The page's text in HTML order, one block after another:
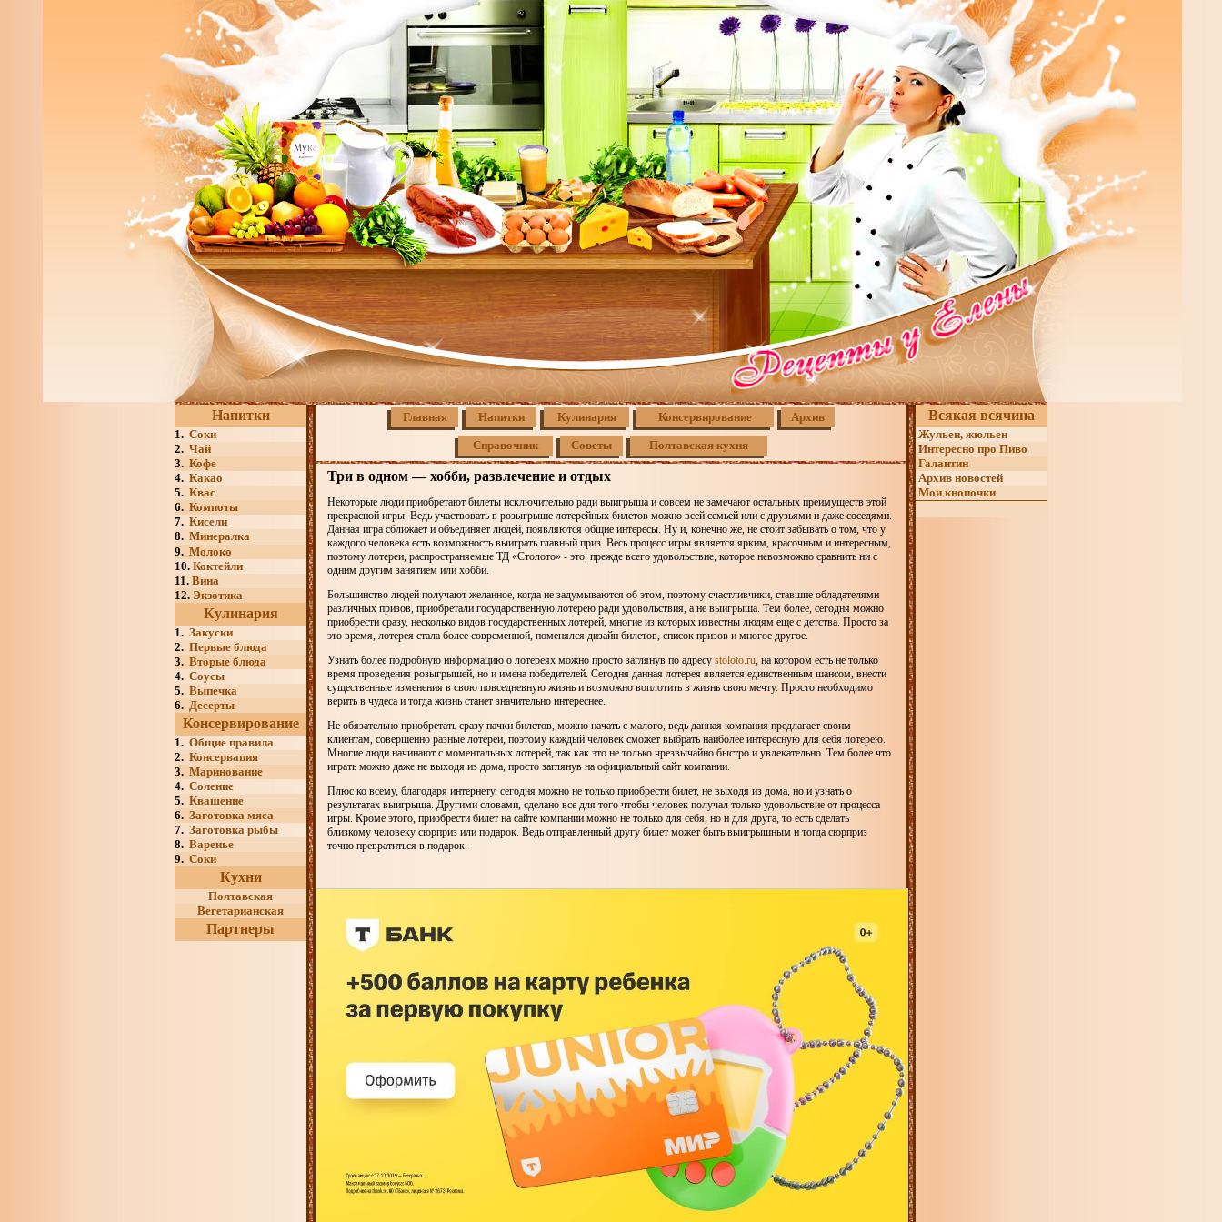
Напитки
1. Соки
2. Чай
3. Кофе
4. Какао
5. Квас
6. Компоты
7. Кисели
8. Минералка
9. Молоко
10. Коктейли
11. Вина
12. Экзотика
Кулинария
1. Закуски
2. Первые блюда
3. Вторые блюда
4. Соусы
5. Выпечка
6. Десерты
Консервирование
1. Общие правила
2. Консервация
3. Маринование
4. Соление
5. Квашение
6. Заготовка мяса
7. Заготовка рыбы
8. Варенье
9. Соки
Кухни
Полтавская
Вегетарианская
Партнеры
Главная Напитки Кулинария Консервирование Архив
Справочник Советы Полтавская кухня
Три в одном — хобби, развлечение и отдых
Некоторые люди приобретают билеты исключительно ради выигрыша и совсем не замечают остальных преимуществ этой
прекрасной игры. Ведь участвовать в розыгрыше лотерейных билетов можно всей семьей или с друзьями и даже соседями.
Данная игра сближает и объединяет людей, появляются общие интересы. Ну и, конечно же, не стоит забывать о том, что у
каждого человека есть возможность выиграть главный приз. Весь процесс игры является ярким, красочным и интересным,
поэтому лотереи, распространяемые ТД «Столото» - это, прежде всего удовольствие, которое невозможно сравнить ни с
одним другим занятием или хобби.
Большинство людей получают желанное, когда не задумываются об этом, поэтому счастливчики, ставшие обладателями
различных призов, приобретали государственную лотерею ради удовольствия, а не выигрыша. Тем более, сегодня можно
приобрести сразу, несколько видов государственных лотерей, многие из которых известны людям еще с детства. Просто за
это время, лотерея стала более современной, поменялся дизайн билетов, список призов и многое другое.
Узнать более подробную информацию о лотереях можно просто заглянув по адресу stoloto.ru, на котором есть не только
время проведения розыгрышей, но и имена победителей. Сегодня данная лотерея является единственным шансом, внести
существенные изменения в свою повседневную жизнь и возможно воплотить в жизнь свою мечту. Просто необходимо
верить в чудеса и тогда жизнь станет значительно интереснее.
Не обязательно приобретать сразу пачки билетов, можно начать с малого, ведь данная компания предлагает своим
клиентам, совершенно разные лотереи, поэтому каждый человек сможет выбрать наиболее интересную для себя лотерею.
Многие люди начинают с моментальных лотерей, так как это не только чрезвычайно быстро и увлекательно. Тем более что
играть можно даже не выходя из дома, просто заглянув на официальный сайт компании.
Плюс ко всему, благодаря интернету, сегодня можно не только приобрести билет, не выходя из дома, но и узнать о
результатах выигрыша. Другими словами, сделано все для того чтобы человек получал только удовольствие от процесса
игры. Кроме этого, приобрести билет на сайте компании можно не только для себя, но и для друга, то есть сделать
близкому человеку сюрприз или подарок. Ведь отправленный другу билет может быть выигрышным и тогда сюрприз
точно превратиться в подарок.
Всякая всячина
Жульен, жюльен
Интересно про Пиво
Галантин
Архив новостей
Мои кнопочки